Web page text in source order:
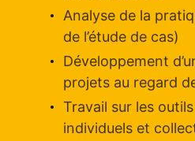
Analyse de la
de l’étude de cas)
Développement
projets au regard
Travail sur les
individuels et